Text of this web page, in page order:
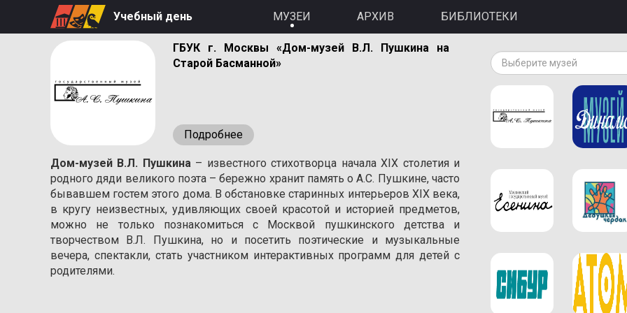
Учебный день МУЗЕИ АРХИВ БИБЛИОТЕКИ
ГБУК г. Москвы «Дом-музей В.Л. Пушкина на
Старой Басманной»
Подробнее
Дом-музей В.Л. Пушкина– известного стихотворца начала XIX столетия и
родного дяди великого поэта – бережно хранит память о A.С. Пушкине, часто
бывавшем гостем этого дома. В обстановке старинных интерьеров XIX века,
в кругу неизвестных, удивляющих своей красотой и историей предметов,
можно не только познакомиться с Москвой пушкинского детства и
творчеством В.Л. Пушкина, но и посетить поэтические и музыкальные
вечера, спектакли, стать участником интерактивных программ для детей с
родителями.
Выберите музей